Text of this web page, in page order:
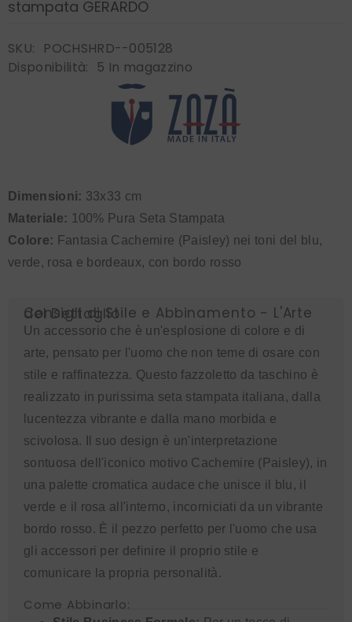
stampata GERARDO
SKU:
POCHSHRD--005128
Disponibilità:
5 In magazzino
Dimensioni: 33x33 cm
Materiale: 100% Pura Seta Stampata
Colore: Fantasia Cachemire (Paisley) nei toni del blu,
verde, rosa e bordeaux, con bordo rosso
Consigli di Stile e Abbinamento - L'Arte del Dettaglio
Un accessorio che è un'esplosione di colore e di
arte, pensato per l'uomo che non teme di osare con
stile e raffinatezza. Questo fazzoletto da taschino è
realizzato in purissima seta stampata italiana, dalla
lucentezza vibrante e dalla mano morbida e
scivolosa. Il suo design è un'interpretazione
sontuosa dell'iconico motivo Cachemire (Paisley), in
una palette cromatica audace che unisce il blu, il
verde e il rosa all'interno, incorniciati da un vibrante
bordo rosso. È il pezzo perfetto per l'uomo che usa
gli accessori per definire il proprio stile e
comunicare la propria personalità.
Come Abbinarlo: